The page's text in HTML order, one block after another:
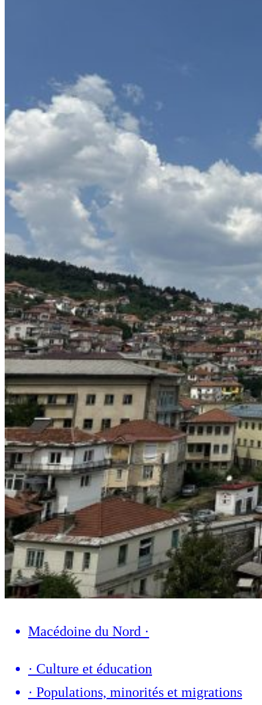
Macédoine du Nord ·
· Culture et éducation
· Populations, minorités et migrations